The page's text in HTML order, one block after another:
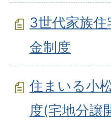
3世代家族
金制度
住まいる小
度(宅地分譲